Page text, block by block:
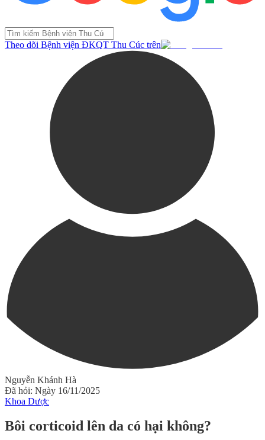
Theo dõi Bệnh viện ĐKQT Thu Cúc trên
Nguyễn Khánh Hà
Đã hỏi: Ngày 16/11/2025
Khoa Dược
Bôi corticoid lên da có hại không?